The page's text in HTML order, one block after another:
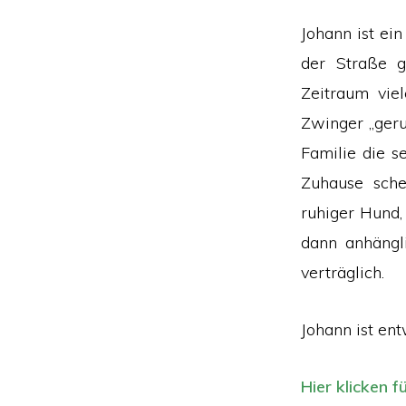
Johann ist
der Straße
Zeitraum
Zwinger
Familie die
Zuhause
ruhiger
dann
verträglich.
Johann ist
Hier klicken